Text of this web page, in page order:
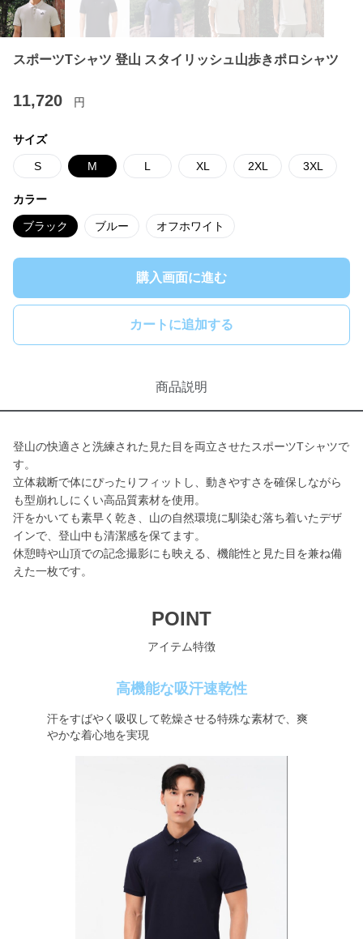
スポーツTシャツ 登山 スタイリッシュ山歩きポロシャツ
11,720 円
サイズ
S M L XL 2XL 3XL
カラー
ブラック ブルー オフホワイト
購入画面に進む
カートに追加する
商品説明
登山の快適さと洗練された見た目を両立させたスポーツTシャツで
す。
立体裁断で体にぴったりフィットし、動きやすさを確保しながら
も型崩れしにくい高品質素材を使用。
汗をかいても素早く乾き、山の自然環境に馴染む落ち着いたデザ
インで、登山中も清潔感を保てます。
休憩時や山頂での記念撮影にも映える、機能性と見た目を兼ね備
えた一枚です。
POINT
アイテム特徴
高機能な吸汗速乾性
汗をすばやく吸収して乾燥させる特殊な素材で、爽
やかな着心地を実現